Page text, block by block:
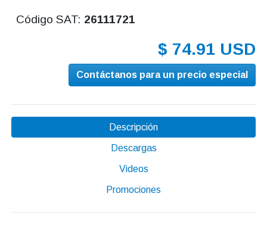
Código SAT: 26111721
$ 74.91 USD
Contáctanos para un precio especial
Descripción
Descargas
Videos
Promociones